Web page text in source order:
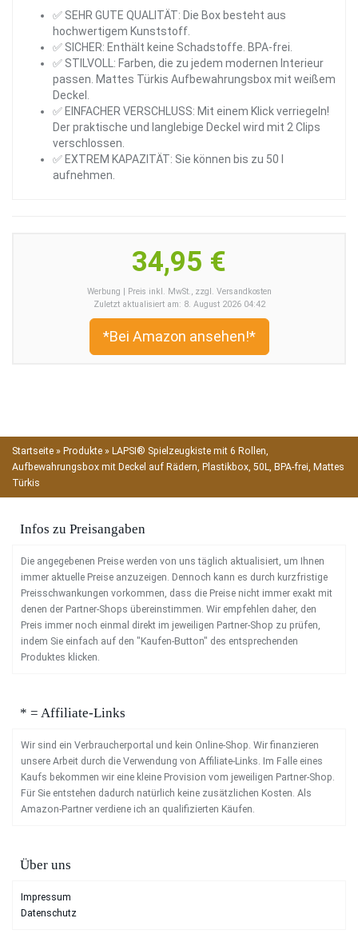
✅ SEHR GUTE QUALITÄT: Die Box besteht aus
hochwertigem Kunststoff.
✅ SICHER: Enthält keine Schadstoffe. BPA-frei.
✅ STILVOLL: Farben, die zu jedem modernen Interieur
passen. Mattes Türkis Aufbewahrungsbox mit weißem
Deckel.
✅ EINFACHER VERSCHLUSS: Mit einem Klick verriegeln!
Der praktische und langlebige Deckel wird mit 2 Clips
verschlossen.
✅ EXTREM KAPAZITÄT: Sie können bis zu 50 l
aufnehmen.
34,95 €
Werbung | Preis inkl. MwSt., zzgl. Versandkosten
Zuletzt aktualisiert am: 8. August 2026 04:42
*Bei Amazon ansehen!*
Startseite » Produkte » LAPSI® Spielzeugkiste mit 6 Rollen,
Aufbewahrungsbox mit Deckel auf Rädern, Plastikbox, 50L, BPA-frei, Mattes
Türkis
Infos zu Preisangaben
Die angegebenen Preise werden von uns täglich aktualisiert, um Ihnen
immer aktuelle Preise anzuzeigen. Dennoch kann es durch kurzfristige
Preisschwankungen vorkommen, dass die Preise nicht immer exakt mit
denen der Partner-Shops übereinstimmen. Wir empfehlen daher, den
Preis immer noch einmal direkt im jeweiligen Partner-Shop zu prüfen,
indem Sie einfach auf den "Kaufen-Button" des entsprechenden
Produktes klicken.
* = Affiliate-Links
Wir sind ein Verbraucherportal und kein Online-Shop. Wir finanzieren
unsere Arbeit durch die Verwendung von Affiliate-Links. Im Falle eines
Kaufs bekommen wir eine kleine Provision vom jeweiligen Partner-Shop.
Für Sie entstehen dadurch natürlich keine zusätzlichen Kosten. Als
Amazon-Partner verdiene ich an qualifizierten Käufen.
Über uns
Impressum
Datenschutz